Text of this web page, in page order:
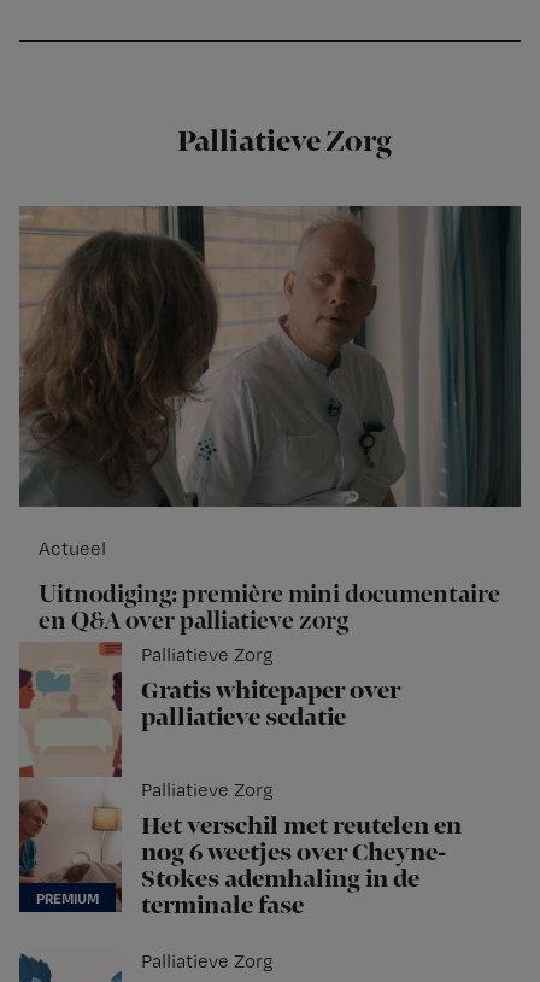
Palliatieve Zorg
Actueel
Uitnodiging: première mini documentaire
en Q&A over palliatieve zorg
Palliatieve Zorg
Gratis whitepaper over
palliatieve sedatie
Palliatieve Zorg
Het verschil met reutelen en
nog 6 weetjes over Cheyne-
Stokes ademhaling in de
terminale fase
Palliatieve Zorg